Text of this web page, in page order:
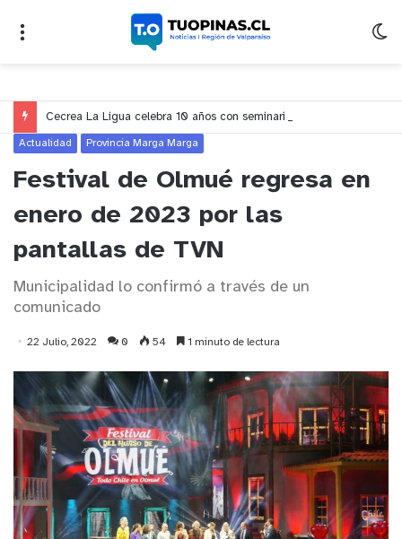
Actualidad Provincia Marga Marga
Festival de Olmué regresa en
enero de 2023 por las
pantallas de TVN
Municipalidad lo confirmó a través de un
comunicado
22 Julio, 2022 0 54 1 minuto de lectura